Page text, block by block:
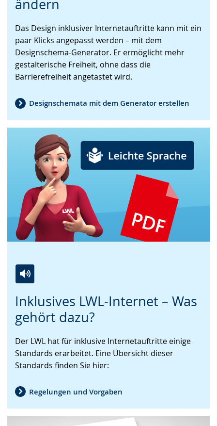
ändern
Gebärdensprache
angezeigt.
Das Design inklusiver Internetauftritte kann mit ein
paar Klicks angepasst werden – mit dem
Designschema-Generator. Er ermöglicht mehr
gestalterische Freiheit, ohne dass die
Barrierefreiheit angetastet wird.
Designschemata mit dem Generator erstellen
Inklusives LWL-Internet – Was
gehört dazu?
Leichten
Sprache
wechseln.
Audio-
Unterstützung.
Video
in
Deutscher
Gebärdensprache
wird
angezeigt.
Der LWL hat für inklusive Internetauftritte einige
Standards erarbeitet. Eine Übersicht dieser
Standards finden Sie hier:
Regelungen und Vorgaben